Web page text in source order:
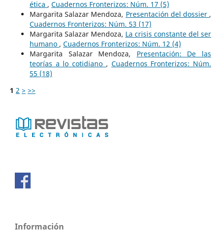
ética , Cuadernos Fronterizos: Núm. 17 (5)
Margarita Salazar Mendoza, Presentación del dossier ,
Cuadernos Fronterizos: Núm. 53 (17)
Margarita Salazar Mendoza, La crisis constante del ser
humano , Cuadernos Fronterizos: Núm. 12 (4)
Margarita Salazar Mendoza, Presentación: De las
teorías a lo cotidiano , Cuadernos Fronterizos: Núm.
55 (18)
1 2 > >>
Información